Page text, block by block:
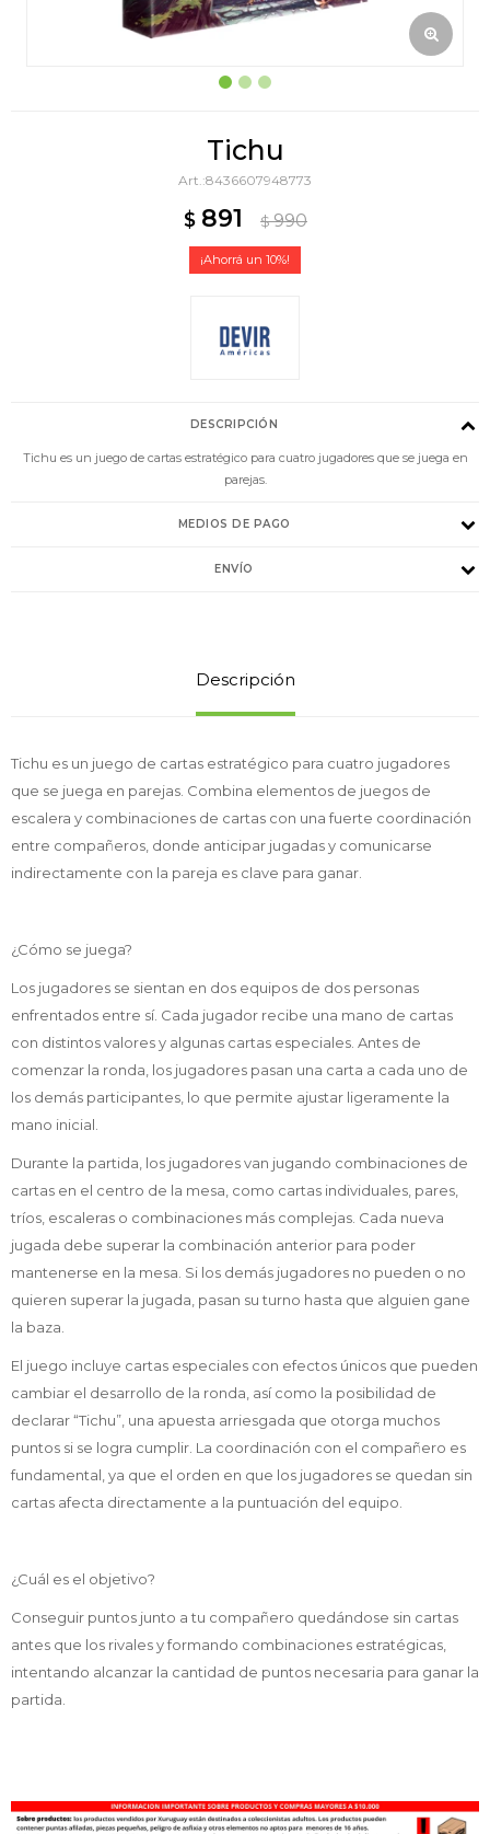
Tichu
8436607948773
$ 891 $ 990
10
DESCRIPCIÓN
Tichu es un juego de cartas estratégico para cuatro jugadores que se juega en
parejas.
MEDIOS DE PAGO
ENVÍO
Descripción
Tichu es un juego de cartas estratégico para cuatro jugadores
que se juega en parejas. Combina elementos de juegos de
escalera y combinaciones de cartas con una fuerte coordinación
entre compañeros, donde anticipar jugadas y comunicarse
indirectamente con la pareja es clave para ganar.
¿Cómo se juega?
Los jugadores se sientan en dos equipos de dos personas
enfrentados entre sí. Cada jugador recibe una mano de cartas
con distintos valores y algunas cartas especiales. Antes de
comenzar la ronda, los jugadores pasan una carta a cada uno de
los demás participantes, lo que permite ajustar ligeramente la
mano inicial.
Durante la partida, los jugadores van jugando combinaciones de
cartas en el centro de la mesa, como cartas individuales, pares,
tríos, escaleras o combinaciones más complejas. Cada nueva
jugada debe superar la combinación anterior para poder
mantenerse en la mesa. Si los demás jugadores no pueden o no
quieren superar la jugada, pasan su turno hasta que alguien gane
la baza.
El juego incluye cartas especiales con efectos únicos que pueden
cambiar el desarrollo de la ronda, así como la posibilidad de
declarar “Tichu”, una apuesta arriesgada que otorga muchos
puntos si se logra cumplir. La coordinación con el compañero es
fundamental, ya que el orden en que los jugadores se quedan sin
cartas afecta directamente a la puntuación del equipo.
¿Cuál es el objetivo?
Conseguir puntos junto a tu compañero quedándose sin cartas
antes que los rivales y formando combinaciones estratégicas,
intentando alcanzar la cantidad de puntos necesaria para ganar la
partida.